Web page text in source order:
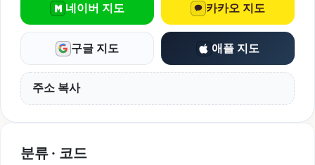
네이버 지도 카카오 지도
구글 지도 애플 지도
주소 복사
분류 · 코드